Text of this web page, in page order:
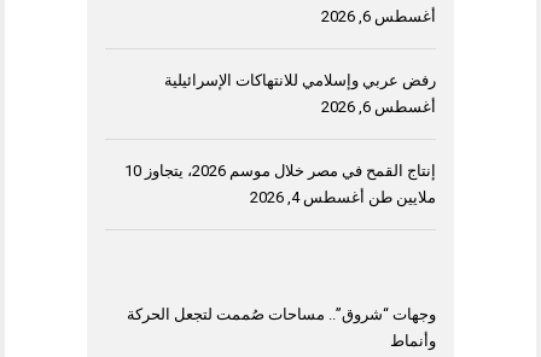
أغسطس 6, 2026
رفض عربي وإسلامي للانتهاكات الإسرائيلية
أغسطس 6, 2026
إنتاج القمح في مصر خلال موسم 2026، يتجاوز 10
ملايين طن أغسطس 4, 2026
وجهات “شروق”.. مساحات صُممت لتجعل الحركة
وأنماط